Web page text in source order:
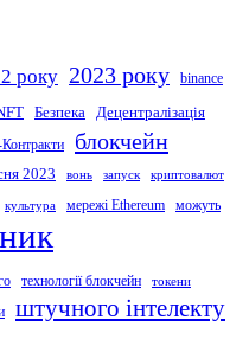
року 2023 року binance
Безпека Децентралізація
блокчейн
2023 вонь запуск криптовалют
культура мережі Ethereum можуть
технології блокчейн токени
штучного інтелекту